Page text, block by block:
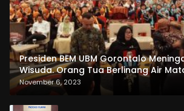
Presiden BEM UBM Gorontalo
Wisuda. Orang Tua Berlinang Air
dan Pemasangan Salempang
November 6, 2023